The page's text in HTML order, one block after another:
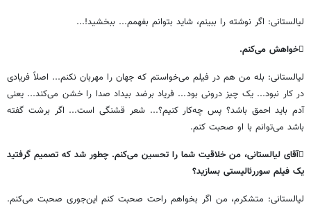
لیالستانی: اگر نوشته را ببینم، شاید بتوانم بفهمم... ببخشید!...
خواهش میکنم.
لیالستانی: بله من هم در فیلم میخواستم که جهان را مهربان نکنم... اصلاً فریادی
در کار نبود...یک چیز درونی بود... فریاد برضد بیداد صدا را خشن میکند... یعنی
آدم باید احمق باشد؟ پس چهکار کنیم؟...شعر قشنگی است... اگر برشت گفته
باشد میتوانم با او صحبت کنم.
آقای لیالستانی، من خلاقیت شما را تحسین میکنم.چطور شد که تصمیم گرفتید
یک فیلم سوررئالیستی بسازید؟
لیالستانی: متشکرم، من اگر بخواهم راحت صحبت کنم اینجوری صحبت میکنم.